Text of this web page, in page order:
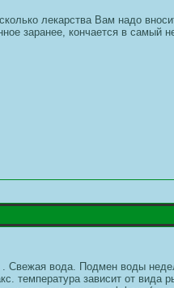
лекарства Вам надо
заранее, кончается в самый
Свежая вода. Подмен воды
температура зависит от